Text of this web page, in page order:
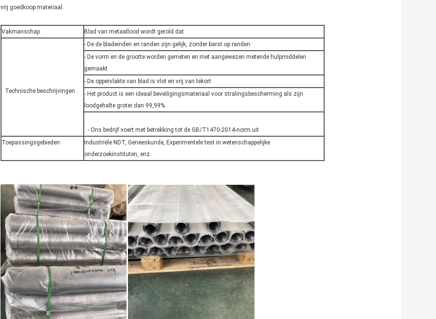
vrij goedkoop materiaal.
Vakmanschap Blad van metaallood wordt gerold dat
Technische beschrijvingen
- De de bladeinden en randen zijn gelijk, zonder barst op randen
- De vorm en de grootte worden gemeten en met aangewezen metende hulpmiddelen
gemaakt
- De oppervlakte van blad is vlot en vrij van tekort
- Het product is een ideaal beveiligingsmateriaal voor stralingsbescherming als zijn
loodgehalte groter dan 99,99%
- Ons bedrijf voert met betrekking tot de GB/T1470-2014-norm uit
Toepassingsgebieden
Industriële NDT, Geneeskunde, Experimentele test in wetenschappelijke
onderzoekinstituten, enz.